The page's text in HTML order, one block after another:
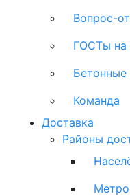
Вопрос-
ГОСТы на
Бетонные
Команда
Доставка
Районы
Метро